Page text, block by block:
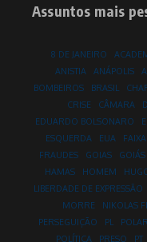
Assuntos mais
8 DE JANEIRO
ANISTIA
ANÁPOLIS
BOMBEIROS
BRASIL
CRISE
CÂMARA
EDUARDO BOLSONARO
ESQUERDA
EUA
FRAUDES
GOIAS GOIÁS
HAMAS
HOMEM
LIBERDADE DE EXPRESSÃO
MORRE
NIKOLAS
PERSEGUIÇÃO
PL
POLÍTICA
PRESO PT